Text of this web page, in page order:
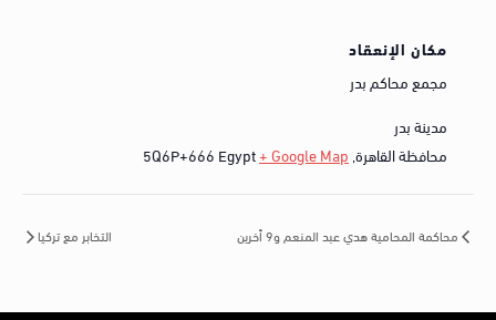
مكان الإنعقاد
مجمع محاكم بدر
مدينة بدر
محافظة القاهرة,
5Q6P+666 Egypt+ Google Map
محاكمة المحامية هدي عبد المنعم و9 أخرين التخابر مع تركيا